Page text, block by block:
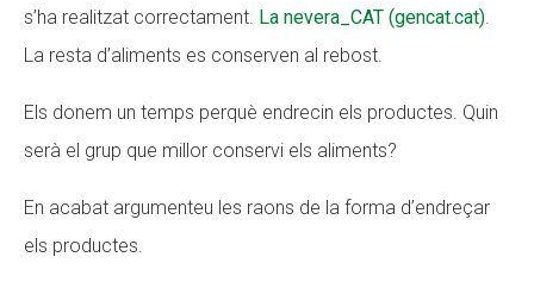
s’ha realitzat correctament. La nevera_CAT (gencat.cat).
La resta d’aliments es conserven al rebost.
Els donem un temps perquè endrecin els productes. Quin
serà el grup que millor conservi els aliments?
En acabat argumenteu les raons de la forma d’endreçar
els productes.